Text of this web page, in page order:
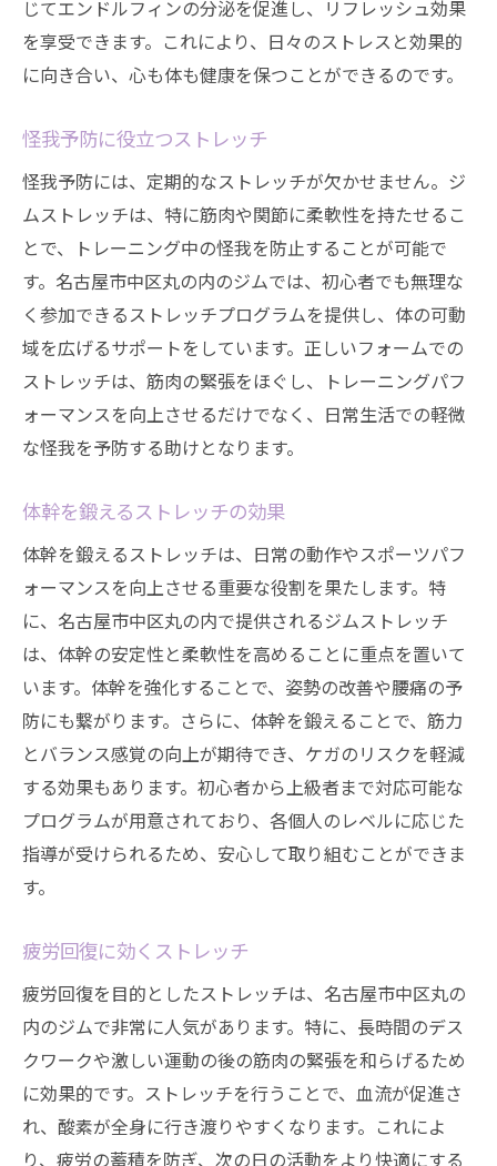
じてエンドルフィンの分泌を促進し、リフレッシュ効果
を享受できます。これにより、日々のストレスと効果的
に向き合い、心も体も健康を保つことができるのです。
怪我予防に役立つストレッチ
怪我予防には、定期的なストレッチが欠かせません。ジ
ムストレッチは、特に筋肉や関節に柔軟性を持たせるこ
とで、トレーニング中の怪我を防止することが可能で
す。名古屋市中区丸の内のジムでは、初心者でも無理な
く参加できるストレッチプログラムを提供し、体の可動
域を広げるサポートをしています。正しいフォームでの
ストレッチは、筋肉の緊張をほぐし、トレーニングパフ
ォーマンスを向上させるだけでなく、日常生活での軽微
な怪我を予防する助けとなります。
体幹を鍛えるストレッチの効果
体幹を鍛えるストレッチは、日常の動作やスポーツパフ
ォーマンスを向上させる重要な役割を果たします。特
に、名古屋市中区丸の内で提供されるジムストレッチ
は、体幹の安定性と柔軟性を高めることに重点を置いて
います。体幹を強化することで、姿勢の改善や腰痛の予
防にも繋がります。さらに、体幹を鍛えることで、筋力
とバランス感覚の向上が期待でき、ケガのリスクを軽減
する効果もあります。初心者から上級者まで対応可能な
プログラムが用意されており、各個人のレベルに応じた
指導が受けられるため、安心して取り組むことができま
す。
疲労回復に効くストレッチ
疲労回復を目的としたストレッチは、名古屋市中区丸の
内のジムで非常に人気があります。特に、長時間のデス
クワークや激しい運動の後の筋肉の緊張を和らげるため
に効果的です。ストレッチを行うことで、血流が促進さ
れ、酸素が全身に行き渡りやすくなります。これによ
り、疲労の蓄積を防ぎ、次の日の活動をより快適にする